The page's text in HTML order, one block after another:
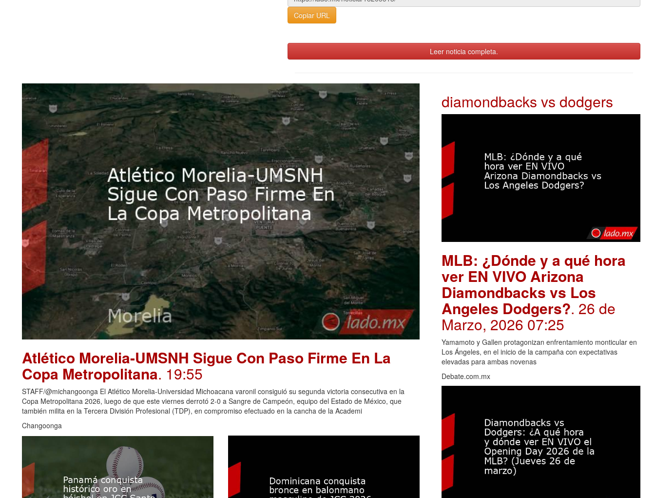
Copiar URL
Leer noticia completa.
Atlético Morelia-UMSNH Sigue Con Paso Firme En La
Copa Metropolitana. 19:55
STAFF/@michangoonga El Atlético Morelia-Universidad Michoacana varonil consiguió su segunda victoria consecutiva en la
Copa Metropolitana 2026, luego de que este viernes derrotó 2-0 a Sangre de Campeón, equipo del Estado de México, que
también milita en la Tercera División Profesional (TDP), en compromiso efectuado en la cancha de la Academi
Changoonga
diamondbacks vs dodgers
MLB: ¿Dónde y a qué hora
ver EN VIVO Arizona
Diamondbacks vs Los
Angeles Dodgers?. 26 de
Marzo, 2026 07:25
Yamamoto y Gallen protagonizan enfrentamiento monticular en
Los Ángeles, en el inicio de la campaña con expectativas
elevadas para ambas novenas
Debate.com.mx